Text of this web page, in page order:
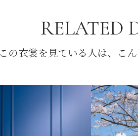
RELATED
この衣裳を見ている人は、こ